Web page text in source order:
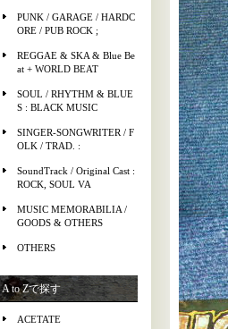
PUNK / GARAGE / HARDC
ORE / PUB ROCK ;
REGGAE & SKA & Blue Be
at + WORLD BEAT
SOUL / RHYTHM & BLUE
S : BLACK MUSIC
SINGER-SONGWRITER / F
OLK / TRAD. :
SoundTrack / Original Cast :
ROCK, SOUL VA
MUSIC MEMORABILIA /
GOODS & OTHERS
OTHERS
A to Zで探す
ACETATE